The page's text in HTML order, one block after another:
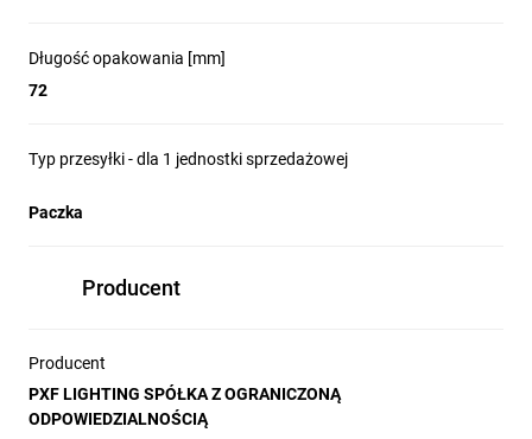
Długość opakowania [mm]
72
Typ przesyłki - dla 1 jednostki sprzedażowej
Paczka
Producent
Producent
PXF LIGHTING SPÓŁKA Z OGRANICZONĄ
ODPOWIEDZIALNOŚCIĄ